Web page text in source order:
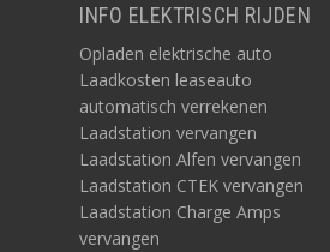
INFO ELEKTRISCH RIJDEN
Opladen elektrische auto
Laadkosten leaseauto
automatisch verrekenen
Laadstation vervangen
Laadstation Alfen vervangen
Laadstation CTEK vervangen
Laadstation Charge Amps
vervangen